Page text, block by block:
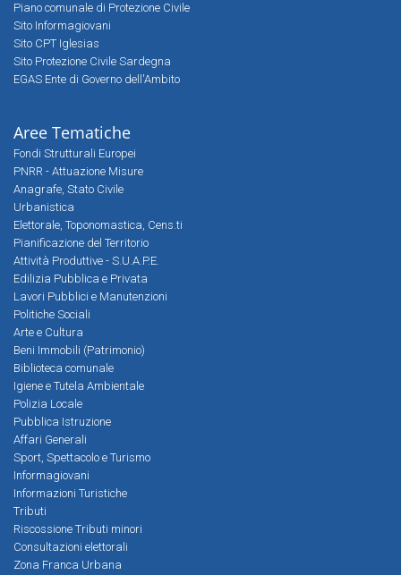
Piano comunale di Protezione Civile
Sito Informagiovani
Sito CPT Iglesias
Sito Protezione Civile Sardegna
EGAS Ente di Governo dell'Ambito
Aree Tematiche
Fondi Strutturali Europei
PNRR - Attuazione Misure
Anagrafe, Stato Civile
Urbanistica
Elettorale, Toponomastica, Cens.ti
Pianificazione del Territorio
Attività Produttive - S.U.A.P.E.
Edilizia Pubblica e Privata
Lavori Pubblici e Manutenzioni
Politiche Sociali
Arte e Cultura
Beni Immobili (Patrimonio)
Biblioteca comunale
Igiene e Tutela Ambientale
Polizia Locale
Pubblica Istruzione
Affari Generali
Sport, Spettacolo e Turismo
Informagiovani
Informazioni Turistiche
Tributi
Riscossione Tributi minori
Consultazioni elettorali
Zona Franca Urbana